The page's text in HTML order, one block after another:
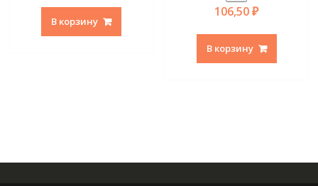
В корзину
106,50₽
В корзину